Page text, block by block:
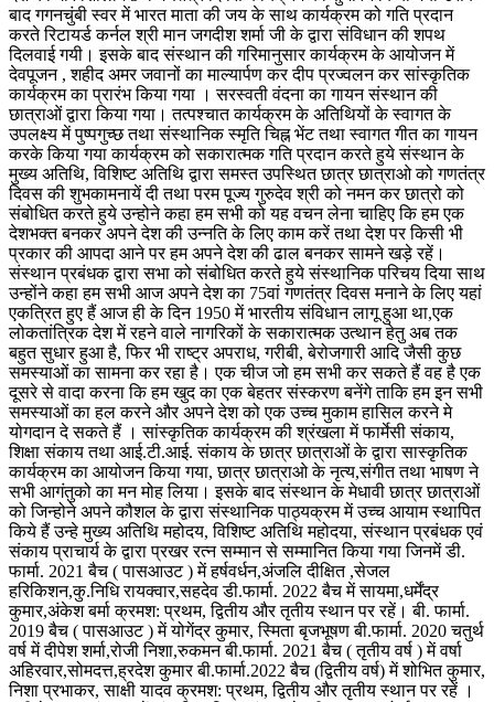
बाद गगनचुंबी स्वर में भारत माता की जय के साथ कार्यक्रम को गति प्रदान
करते रिटायर्ड कर्नल श्री मान जगदीश शर्मा जी के द्वारा संविधान की शपथ
दिलवाई गयी। इसके बाद संस्थान की गरिमानुसार कार्यक्रम के आयोजन में
देवपूजन , शहीद अमर जवानों का माल्यार्पण कर दीप प्रज्वलन कर सांस्कृतिक
कार्यक्रम का प्रारंभ किया गया । सरस्वती वंदना का गायन संस्थान की
छात्राओं द्वारा किया गया। तत्पश्चात कार्यक्रम के अतिथियों के स्वागत के
उपलक्ष्य में पुष्पगुच्छ तथा संस्थानिक स्मृति चिह्न भेंट तथा स्वागत गीत का गायन
करके किया गया कार्यक्रम को सकारात्मक गति प्रदान करते हुये संस्थान के
मुख्य अतिथि, विशिष्ट अतिथि द्वारा समस्त उपस्थित छात्र छात्राओ को गणतंत्र
दिवस की शुभकामनायें दी तथा परम पूज्य गुरुदेव श्री को नमन कर छात्रो को
संबोधित करते हुये उन्होने कहा हम सभी को यह वचन लेना चाहिए कि हम एक
देशभक्त बनकर अपने देश की उन्नति के लिए काम करें तथा देश पर किसी भी
प्रकार की आपदा आने पर हम अपने देश की ढाल बनकर सामने खड़े रहें।
संस्थान प्रबंधक द्वारा सभा को संबोधित करते हुये संस्थानिक परिचय दिया साथ
उन्होंने कहा हम सभी आज अपने देश का 75वां गणतंत्र दिवस मनाने के लिए यहां
एकत्रित हुए हैं आज ही के दिन 1950 में भारतीय संविधान लागू हुआ था,एक
लोकतांत्रिक देश में रहने वाले नागरिकों के सकारात्मक उत्थान हेतु अब तक
बहुत सुधार हुआ है, फिर भी राष्ट्र अपराध, गरीबी, बेरोजगारी आदि जैसी कुछ
समस्याओं का सामना कर रहा है। एक चीज जो हम सभी कर सकते हैं वह है एक
दूसरे से वादा करना कि हम खुद का एक बेहतर संस्करण बनेंगे ताकि हम इन सभी
समस्याओं का हल करने और अपने देश को एक उच्च मुकाम हासिल करने मे
योगदान दे सकते हैं । सांस्कृतिक कार्यक्रम की श्रंखला में फार्मेसी संकाय,
शिक्षा संकाय तथा आई.टी.आई. संकाय के छात्र छात्राओं के द्वारा सास्कृतिक
कार्यक्रम का आयोजन किया गया, छात्र छात्राओ के नृत्य,संगीत तथा भाषण ने
सभी आगंतुको का मन मोह लिया। इसके बाद संस्थान के मेधावी छात्र छात्राओं
को जिन्होने अपने कौशल के द्वारा संस्थानिक पाठ्यक्रम में उच्च आयाम स्थापित
किये हैं उन्हे मुख्य अतिथि महोदय, विशिष्ट अतिथि महोदया, संस्थान प्रबंधक एवं
संकाय प्राचार्य के द्वारा प्रखर रत्न सम्मान से सम्मानित किया गया जिनमें डी.
फार्मा. 2021 बैच ( पासआउट ) में हर्षवर्धन,अंजलि दीक्षित ,सेजल
हरिकिशन,कु.निधि रायक्वार,सहदेव डी.फार्मा. 2022 बैच में सायमा,धर्मेंद्र
कुमार,अंकेश बर्मा क्रमश: प्रथम, द्वितीय और तृतीय स्थान पर रहें। बी. फार्मा.
2019 बैच ( पासआउट ) में योगेंद्र कुमार, स्मिता बृजभूषण बी.फार्मा. 2020 चतुर्थ
वर्ष में दीपेश शर्मा,रोजी निशा,रुकमन बी.फार्मा. 2021 बैच ( तृतीय वर्ष ) में वर्षा
अहिरवार,सोमदत्त,ह्रदेश कुमार बी.फार्मा.2022 बैच (द्वितीय वर्ष) में शोभित कुमार,
निशा प्रभाकर, साक्षी यादव क्रमश: प्रथम, द्वितीय और तृतीय स्थान पर रहें ।